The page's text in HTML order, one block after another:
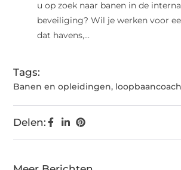
u op zoek naar banen in de
beveiliging? Wil je werken voor
dat havens,...
Tags:
Banen en opleidingen, loopbaancoach
Delen: